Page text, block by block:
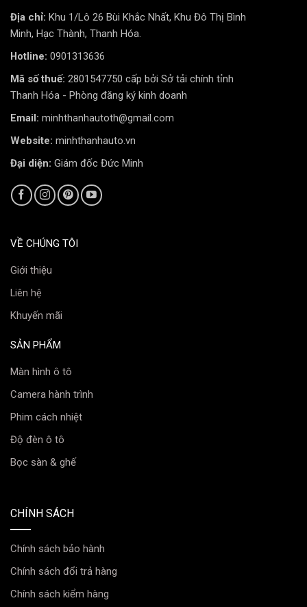
Địa chỉ: Khu 1/Lô 26 Bùi Khắc Nhất, Khu Đô Thị Bình
Minh, Hạc Thành, Thanh Hóa.
Hotline: 0901313636
Mã số thuế: 2801547750 cấp bởi Sở tải chính tỉnh
Thanh Hóa - Phòng đăng ký kinh doanh
Email: minhthanhautoth@gmail.com
Website: minhthanhauto.vn
Đại diện: Giám đốc Đức Minh
VỀ CHÚNG TÔI
Giới thiệu
Liên hệ
Khuyến mãi
SẢN PHẨM
Màn hình ô tô
Camera hành trình
Phim cách nhiệt
Độ đèn ô tô
Bọc sàn & ghế
CHÍNH SÁCH
Chính sách bảo hành
Chính sách đổi trả hàng
Chính sách kiểm hàng